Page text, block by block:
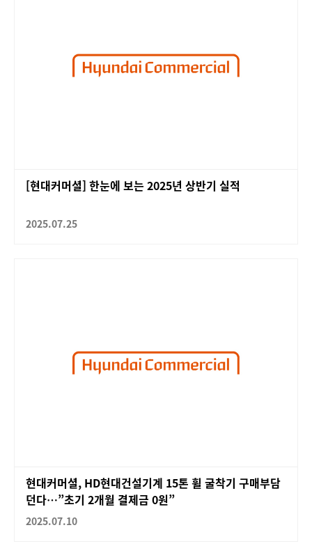
[현대커머셜] 한눈에 보는 2025년 상반기 실적
2025.07.25
현대커머셜, HD현대건설기계 15톤 휠 굴착기 구매부담
던다…”초기 2개월 결제금 0원”
2025.07.10